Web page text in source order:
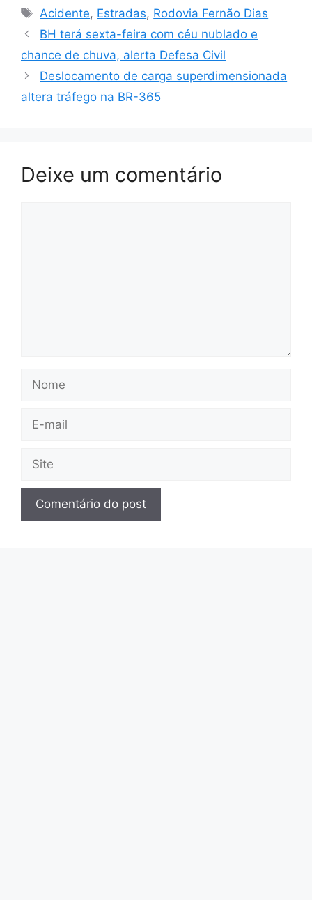
Tags
Acidente, Estradas, Rodovia Fernão Dias
BH terá sexta-feira com céu nublado e
chance de chuva, alerta Defesa Civil
Deslocamento de carga superdimensionada
altera tráfego na BR-365
Deixe um comentário
mail